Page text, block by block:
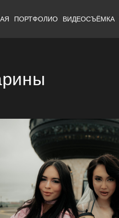
ПОРТФОЛИО ВИДЕОСЪЁМКА